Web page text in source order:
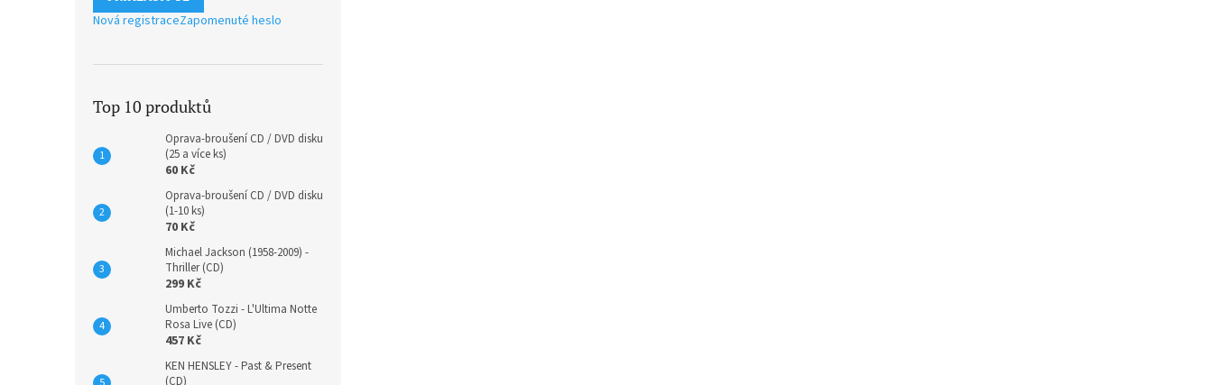
Nová registraceZapomenuté heslo
Top 10 produktů
Oprava-broušení CD / DVD disku
(25 a více ks)
60 Kč
Oprava-broušení CD / DVD disku
(1-10 ks)
70 Kč
Michael Jackson (1958-2009) -
Thriller (CD)
299 Kč
Umberto Tozzi - L'Ultima Notte
Rosa Live (CD)
457 Kč
KEN HENSLEY - Past & Present
(CD)